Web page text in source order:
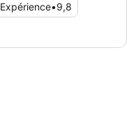
Expérience•9,8